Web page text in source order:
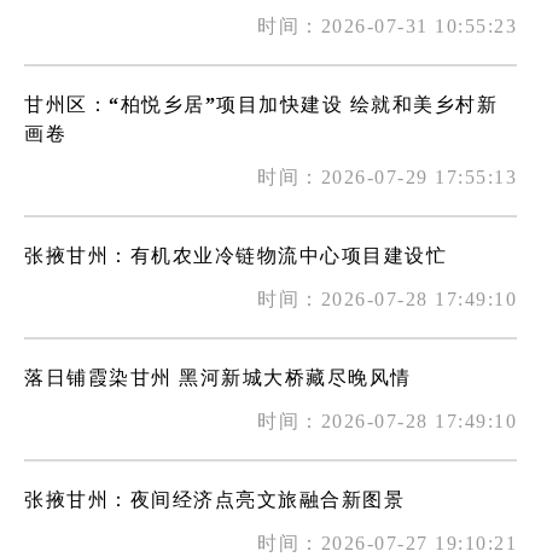
时间：2026-07-31 10:55:23
甘州区：“柏悦乡居”项目加快建设 绘就和美乡村新
画卷
时间：2026-07-29 17:55:13
张掖甘州：有机农业冷链物流中心项目建设忙
时间：2026-07-28 17:49:10
落日铺霞染甘州 黑河新城大桥藏尽晚风情
时间：2026-07-28 17:49:10
张掖甘州：夜间经济点亮文旅融合新图景
时间：2026-07-27 19:10:21